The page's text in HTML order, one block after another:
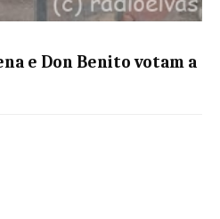
e Don Benito votam a